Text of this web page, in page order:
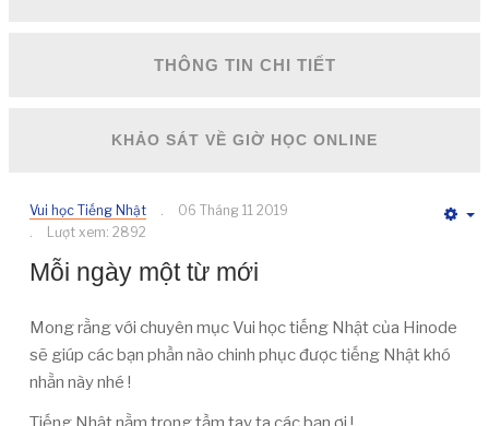
THÔNG TIN CHI TIẾT
KHẢO SÁT VỀ GIỜ HỌC ONLINE
Vui học Tiếng Nhật
06 Tháng 11 2019
Lượt xem: 2892
Mỗi ngày một từ mới
Mong rằng với chuyên mục Vui học tiếng Nhật của Hinode
sẽ giúp các bạn phần nào chinh phục được tiếng Nhật khó
nhằn này nhé !